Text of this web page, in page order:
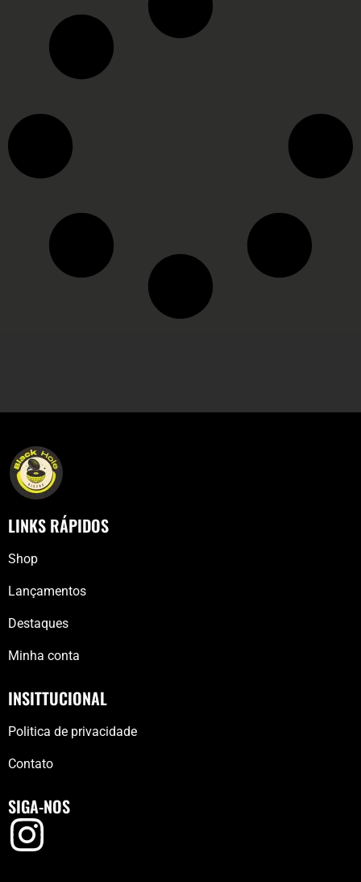
LINKS RÁPIDOS
Shop
Lançamentos
Destaques
Minha conta
INSITTUCIONAL
Politica de privacidade
Contato
SIGA-NOS